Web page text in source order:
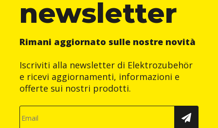
newsletter
Rimani aggiornato sulle nostre novità
Iscriviti alla newsletter di Elektrozubehör
e ricevi aggiornamenti, informazioni e
offerte sui nostri prodotti.